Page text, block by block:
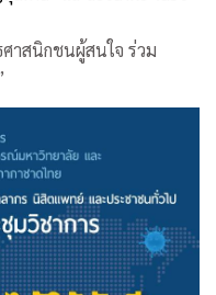
าสนิกชนผู้สนใจ ร่วม